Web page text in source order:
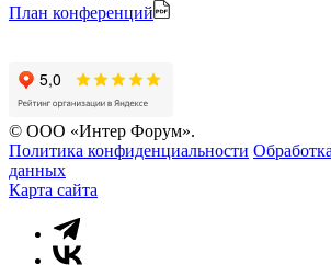
План конференций
© ООО «Интер Форум».
Политика конфиденциальности
данных
Карта сайта